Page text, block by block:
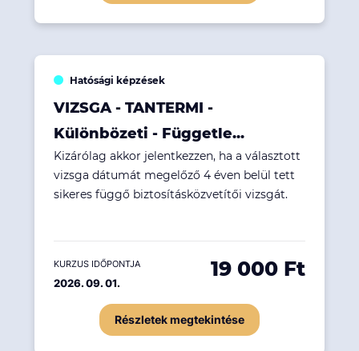
Hatósági képzések
VIZSGA - TANTERMI -
Különbözeti - Függetle...
Kizárólag akkor jelentkezzen, ha a választott
vizsga dátumát megelőző 4 éven belül tett
sikeres függő biztosításközvetítői vizsgát.
KURZUS IDŐPONTJA
2026. 09. 01.
19 000 Ft
Részletek megtekintése